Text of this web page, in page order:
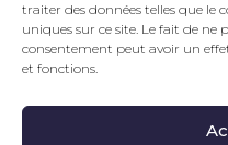
traiter des données telles que
uniques sur ce site. Le fait de ne
consentement peut avoir un
et fonctions.